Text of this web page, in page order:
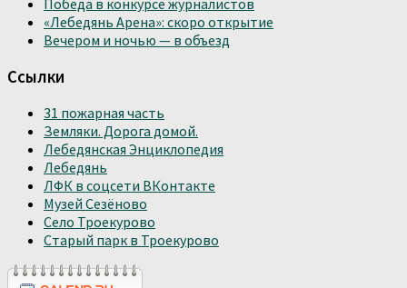
«Лебедянь Арена»: скоро открытие
Вечером и ночью — в объезд
Ссылки
31 пожарная часть
Земляки. Дорога домой.
Лебедянская Энциклопедия
Лебедянь
ЛФК в соцсети ВКонтакте
Музей Сезёново
Село Троекурово
Старый парк в Троекурово